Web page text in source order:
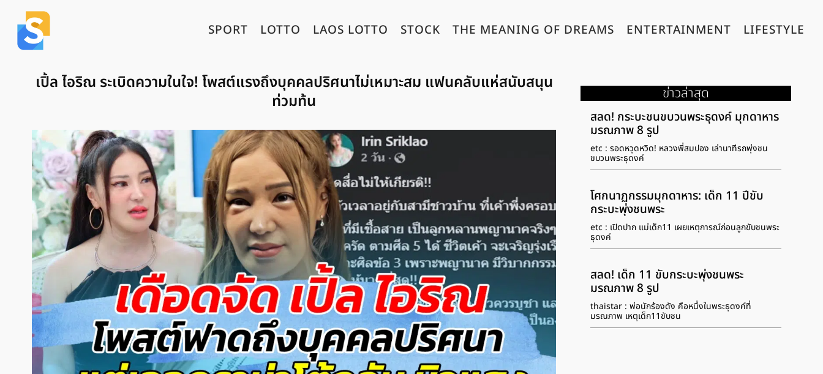
SPORT LOTTO LAOS LOTTO STOCK THE MEANING OF DREAMS ENTERTAINMENT LIFESTYLE
เปิ้ล ไอริณ ระเบิดความในใจ! โพสต์แรงถึงบุคคลปริศนาไม่เหมาะสม แฟนคลับแห่สนับสนุน
ท่วมท้น
ข่าวล่าสุด
สลด! กระบะชนขบวนพระธุดงค์ มุกดาหาร
มรณภาพ 8 รูป
etc : รอดหวุดหวิด! หลวงพี่สมปอง เล่านาทีรถพุ่งชน
ขบวนพระธุดงค์
โศกนาฏกรรมมุกดาหาร: เด็ก 11 ปีขับ
กระบะพุ่งชนพระ
etc : เปิดปาก แม่เด็ก11 เผยเหตุการณ์ก่อนลูกขับชนพระ
ธุดงค์
สลด! เด็ก 11 ขับกระบะพุ่งชนพระ
มรณภาพ 8 รูป
thaistar : พ่อนักร้องดัง คือหนึ่งในพระธุดงค์ที่
มรณภาพ เหตุเด็ก11ขับชน